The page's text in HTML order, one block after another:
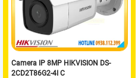
Camera IP 8MP HIKVISION DS-
2CD2T86G2-4I C